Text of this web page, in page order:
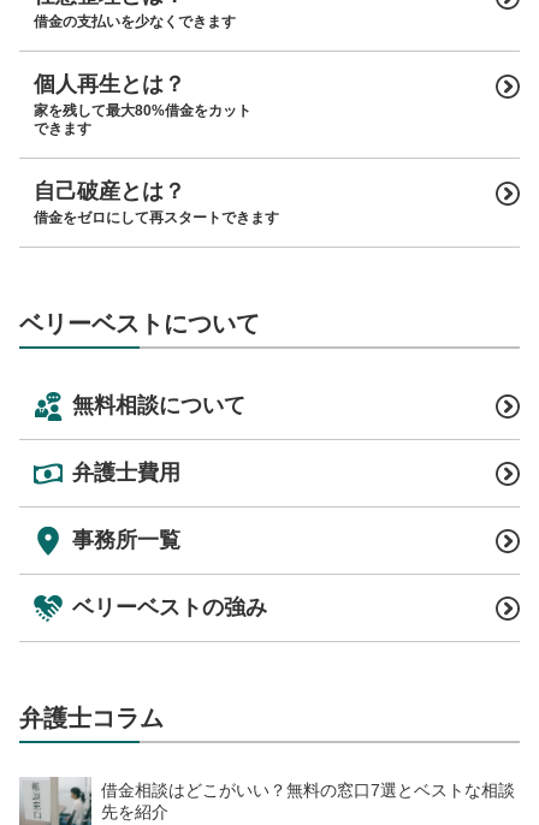
借金の支払いを少なくできます
個人再生とは？
家を残して最大80%借金をカット
できます
自己破産とは？
借金をゼロにして再スタートできます
ベリーベストについて
無料相談について
弁護士費用
事務所一覧
ベリーベストの強み
弁護士コラム
借金相談はどこがいい？無料の窓口7選とベストな相談
先を紹介